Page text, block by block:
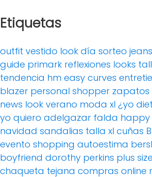
Etiquetas
outfit vestido look día sorteo jeans
guide primark reflexiones looks
tendencia hm easy curves
blazer personal shopper
news look verano moda xl ¿yo
yo quiero adelgazar falda happy
navidad sandalias talla xl cuñas
evento shopping autoestima
boyfriend dorothy perkins plus size
chaqueta tejana compras online